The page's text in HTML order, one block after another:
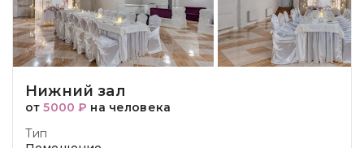
Нижний зал
от5000 ₽ на человека
Тип